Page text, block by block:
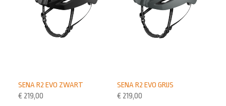
SENA R2 EVO GRIJS
€ 219,00
SENA R2 EVO ZWART
€ 219,00